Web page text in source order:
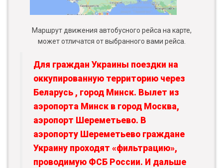
Маршрут движения автобусного рейса на карте,
может отличатся от выбранного вами рейса.
Для граждан Украины поездки на
оккупированную территорию через
Беларусь , город Минск. Вылет из
аэропорта Минск в город Москва,
аэропорт Шереметьево. В
аэропорту Шереметьево граждане
Украину проходят «фильтрацию»,
проводимую ФСБ России. И дальше